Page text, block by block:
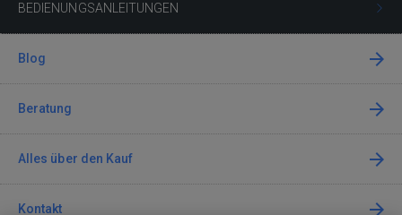
BEDIENUNGSANLEITUNGEN
Blog
Beratung
Alles über den Kauf
Kontakt